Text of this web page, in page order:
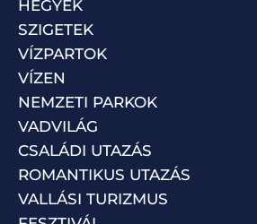
HEGYEK
SZIGETEK
VÍZPARTOK
VÍZEN
NEMZETI PARKOK
VADVILÁG
CSALÁDI UTAZÁS
ROMANTIKUS UTAZÁS
VALLÁSI TURIZMUS